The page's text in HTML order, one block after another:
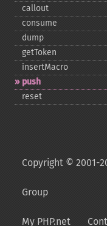
callout
consume
dump
getToken
insertMacro
push
reset
Copyright © 2001-
Group
My PHP.net